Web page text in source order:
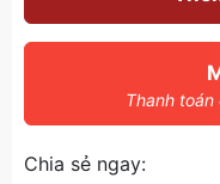
Thanh toán
Chia sẻ ngay: